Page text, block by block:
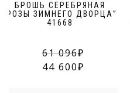
БРОШЬ СЕРЕБРЯНАЯ
“РОЗЫ ЗИМНЕГО ДВОРЦА”
41668
61 096
44 600